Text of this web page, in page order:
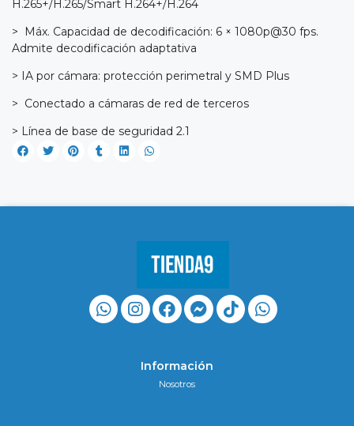
H.265+/H.265/Smart H.264+/H.264
> Máx. Capacidad de decodificación: 6 × 1080p@30 fps.
Admite decodificación adaptativa
> IA por cámara: protección perimetral y SMD Plus
> Conectado a cámaras de red de terceros
> Línea de base de seguridad 2.1
Información
Nosotros